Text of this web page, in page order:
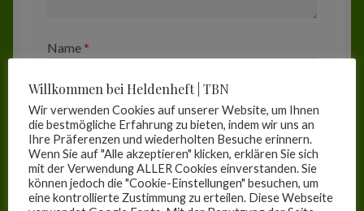
Name *
E-Mail*
Name, E-Mail-Adresse und Website in
Willkommen bei Heldenheft | TBN
Wir verwenden Cookies auf unserer Website, um Ihnen
die bestmögliche Erfahrung zu bieten, indem wir uns an
Ihre Präferenzen und wiederholten Besuche erinnern.
Wenn Sie auf "Alle akzeptieren" klicken, erklären Sie sich
mit der Verwendung ALLER Cookies einverstanden. Sie
können jedoch die "Cookie-Einstellungen" besuchen, um
eine kontrollierte Zustimmung zu erteilen. Diese Webseite